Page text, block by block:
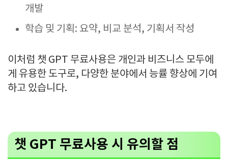
개발
학습 및 기획: 요약, 비교 분석, 기획서 작성
이처럼 챗 GPT 무료사용은 개인과 비즈니스 모두에
게 유용한 도구로, 다양한 분야에서 능률 향상에 기여
하고 있습니다.
챗 GPT 무료사용 시 유의할 점